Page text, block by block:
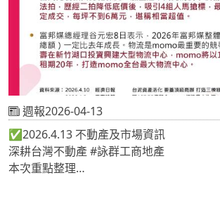
週報2026-04-13
✅2026.4.13 不動產及市場資訊
深耕台灣不動產 #詠群工商地產
本次重點整理